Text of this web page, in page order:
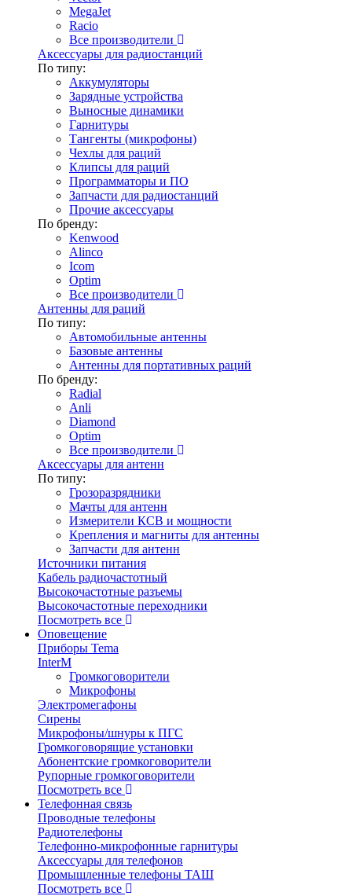
MegaJet
Racio
Все производители
Аксессуары для радиостанций
По типу:
Аккумуляторы
Зарядные устройства
Выносные динамики
Гарнитуры
Тангенты (микрофоны)
Чехлы для раций
Клипсы для раций
Программаторы и ПО
Запчасти для радиостанций
Прочие аксессуары
По бренду:
Kenwood
Alinco
Icom
Optim
Все производители
Антенны для раций
По типу:
Автомобильные антенны
Базовые антенны
Антенны для портативных раций
По бренду:
Radial
Anli
Diamond
Optim
Все производители
Аксессуары для антенн
По типу:
Грозоразрядники
Мачты для антенн
Измерители КСВ и мощности
Крепления и магниты для антенны
Запчасти для антенн
Источники питания
Кабель радиочастотный
Высокочастотные разъемы
Высокочастотные переходники
Посмотреть все
Оповещение
Приборы Tema
InterM
Громкоговорители
Микрофоны
Электромегафоны
Сирены
Микрофоны/шнуры к ПГС
Громкоговорящие установки
Абонентские громкоговорители
Рупорные громкоговорители
Посмотреть все
Телефонная связь
Проводные телефоны
Радиотелефоны
Телефонно-микрофонные гарнитуры
Аксессуары для телефонов
Промышленные телефоны ТАШ
Посмотреть все